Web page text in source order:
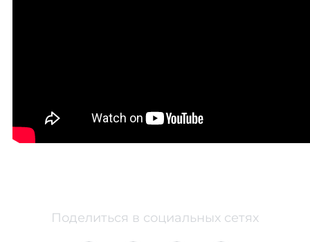
Поделиться в социальных сетях